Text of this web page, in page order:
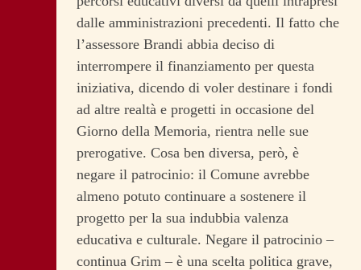
dalle amministrazioni precedenti. Il fatto che
l’assessore Brandi abbia deciso di
interrompere il finanziamento per questa
iniziativa, dicendo di voler destinare i fondi
ad altre realtà e progetti in occasione del
Giorno della Memoria, rientra nelle sue
prerogative. Cosa ben diversa, però, è
negare il patrocinio: il Comune avrebbe
almeno potuto continuare a sostenere il
progetto per la sua indubbia valenza
educativa e culturale. Negare il patrocinio –
continua Grim – è una scelta politica grave,